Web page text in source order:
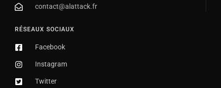
contact@alattack.fr
RÉSEAUX SOCIAUX
Facebook
Instagram
Twitter